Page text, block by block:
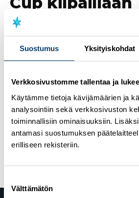
Suostumus Yksityiskohdat
Verkkosivustomme tallentaa ja
Käytämme tietoja kävijämäärien ja
analysointiin sekä verkkosivuston
toiminnallisiin ominaisuuksiin.
antamasi suostumuksen
erilliseen rekisteriin.
valinta
Välttämätön
normaalisti
Maastohiihdon Suomen Cupin
Taivalkosken kilpailutapahtuma
Pohjanmaan sairaanhoitopiirin
vastaavan ylilääkäriTeija Puhdon
mukaisesti ilman yleisöä.
Julkaistu kategoriassa